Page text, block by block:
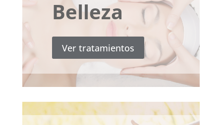
Belleza
Ver tratamientos